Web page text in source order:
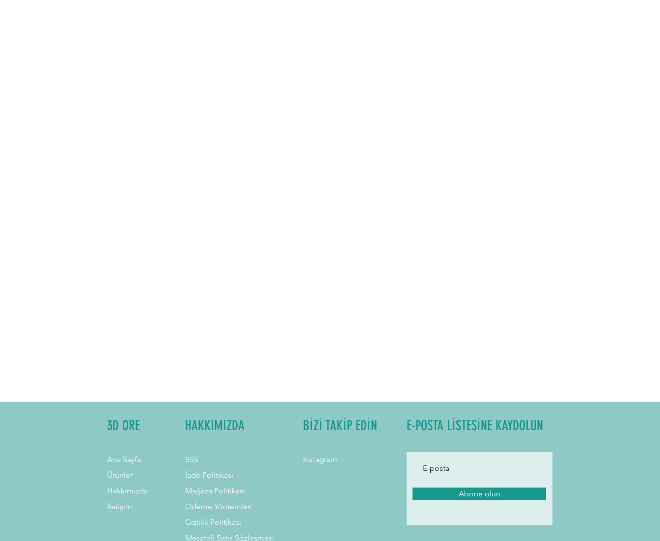
3D ORE HAKKIMIZDA BİZİ TAKİP EDİN E-POSTA LİSTESİNE KAYDOLUN
Ana Sayfa
Ürünler
Hakkımızda
İletişim
SSS
İade Politikası
Mağaza Politikası
Ödeme Yöntemleri
Gizlilik Politikası
Mesafeli Satış Sözleşmesi
Instagram
Abone olun